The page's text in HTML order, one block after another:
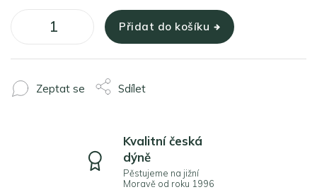
Přidat do košíku
Zeptat se Sdílet
Kvalitní česká
dýně
Pěstujeme na jižní
Moravě od roku 1996